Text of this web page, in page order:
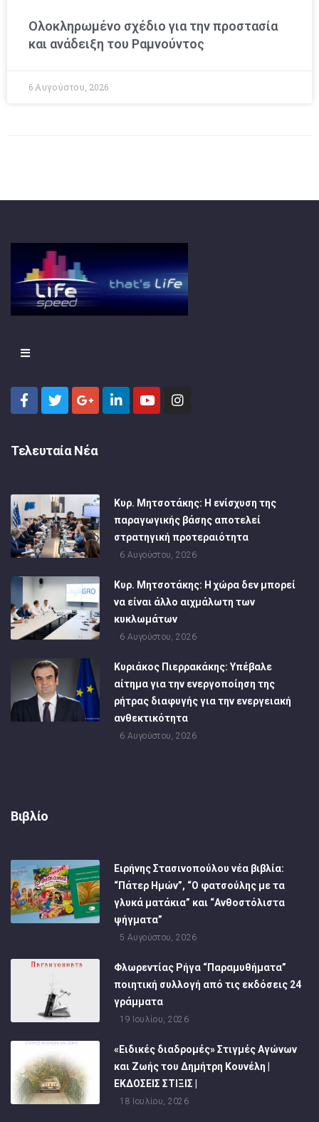
Ολοκληρωμένο σχέδιο για την προστασία
και ανάδειξη του Ραμνούντος
6 Αυγούστου, 2026
Τελευταία Νέα
Κυρ. Μητσοτάκης: Η ενίσχυση της
παραγωγικής βάσης αποτελεί
στρατηγική προτεραιότητα
6 Αυγούστου, 2026
Κυρ. Μητσοτάκης: Η χώρα δεν μπορεί
να είναι άλλο αιχμάλωτη των
κυκλωμάτων
6 Αυγούστου, 2026
Κυριάκος Πιερρακάκης: Υπέβαλε
αίτημα για την ενεργοποίηση της
ρήτρας διαφυγής για την ενεργειακή
ανθεκτικότητα
6 Αυγούστου, 2026
Βιβλίο
Ειρήνης Στασινοπούλου νέα βιβλία:
“Πάτερ Ημών”, “Ο φατσούλης με τα
γλυκά ματάκια” και “Ανθοστόλιστα
ψήγματα”
5 Αυγούστου, 2026
Φλωρεντίας Ρήγα “Παραμυθήματα”
ποιητική συλλογή από τις εκδόσεις 24
γράμματα
19 Ιουλίου, 2026
«Ειδικές διαδρομές» Στιγμές Αγώνων
και Ζωής του Δημήτρη Κουνέλη |
ΕΚΔΟΣΕΙΣ ΣΤΙΞΙΣ |
18 Ιουλίου, 2026